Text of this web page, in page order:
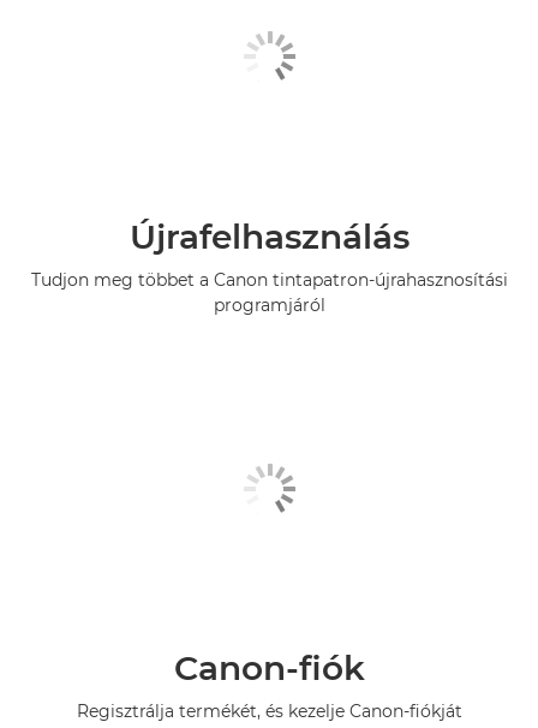
Újrafelhasználás
Tudjon meg többet a Canon tintapatron-újrahasznosítási
programjáról
Canon-fiók
Regisztrálja termékét, és kezelje Canon-fiókját